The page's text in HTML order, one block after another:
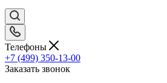
Телефоны
+7 (499) 350-13-00
Заказать звонок